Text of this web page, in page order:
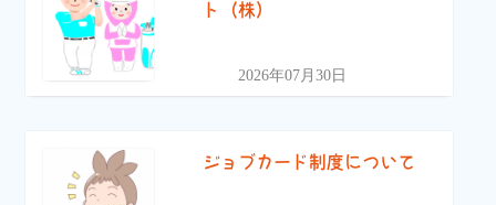
ト（株）
2026年07月30日
ジョブカード制度について